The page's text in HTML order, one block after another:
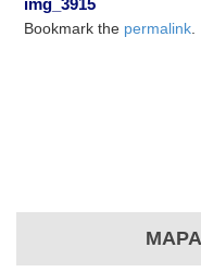
Bookmark the permalink